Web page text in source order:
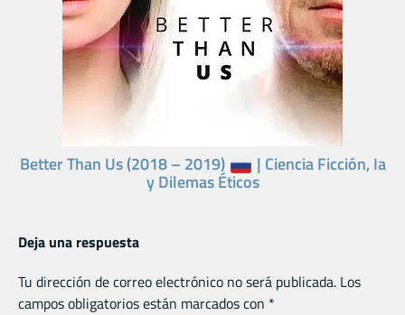
Better Than Us (2018 – 2019) | Ciencia Ficción, Ia
y Dilemas Éticos
Deja una respuesta
Tu dirección de correo electrónico no será publicada. Los
campos obligatorios están marcados con *